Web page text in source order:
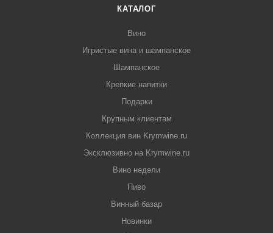
КАТАЛОГ
Вино
Игристые вина и шампанское
Шампанское
Крепкие напитки
Подарки
Крупным клиентам
Коллекция вин Krymwine.ru
Эксклюзивно на Krymwine.ru
Вино недели
Пиво
Винный базар
Новинки